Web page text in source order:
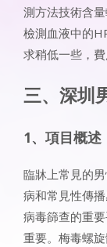
測方法技術含
檢測血液中的
求稍低一些，費
三、深圳
​​1、項目概述​​
臨牀上常見的
病和常見性傳
病毒篩查的重
重要。梅毒螺